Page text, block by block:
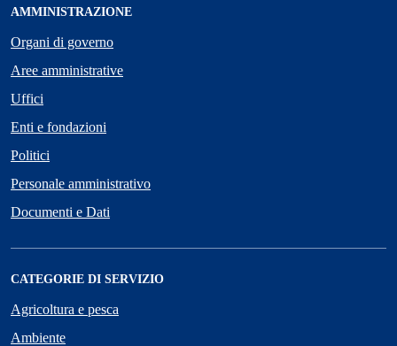
AMMINISTRAZIONE
Organi di governo
Aree amministrative
Uffici
Enti e fondazioni
Politici
Personale amministrativo
Documenti e Dati
CATEGORIE DI SERVIZIO
Agricoltura e pesca
Ambiente